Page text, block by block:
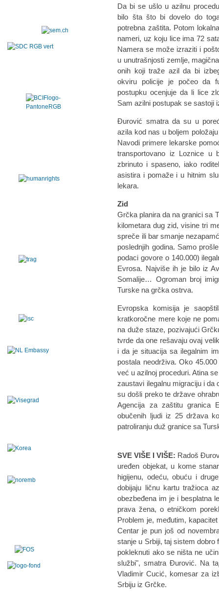
Da bi se ušlo u azilnu
bilo šta što bi dovelo do
potrebna zaštita. Potom
nameri, uz koju lice ima 72
Namera se može izraziti i
u unutrašnjosti zemlje,
onih koji traže azil da bi
okviru policije je počeo da
postupku ocenjuje da li lice
Sam azilni postupak se sastoji
Đurović smatra da su u
azila kod nas u boljem
Navodi primere lekarske
transportovano iz Loznice u
zbrinuto i spaseno, iako
asistira i pomaže i u hitnim
lekara.
Zid
Grčka planira da na granici sa
kilometara dug zid, visine tri
spreče ili bar smanje
poslednjih godina. Samo
podaci govore o 140.000)
Evrosa. Najviše ih je bilo iz
Somalije… Ogroman broj
Turske na grčka ostrva.
Evropska komisija je
kratkoročne mere koje ne
na duže staze, pozivajući
tvrde da one rešavaju ovaj
i da je situacija sa ilegalnim
postala neodrživa. Oko
već u azilnoj proceduri. Atina
zaustavi ilegalnu migraciju i da
su došli preko te države
Agencija za zaštitu granica
obučenih ljudi iz 25 država
patroliranju duž granice sa
SVE VIŠE I VIŠE: Radoš
uređen objekat, u kome
higijenu, odeću, obuću i
dobijaju ličnu kartu tražioca
obezbeđena im je i besplatna
prava žena, o etničkom
Problem je, međutim,
Centar je pun još od
stanje u Srbiji, taj sistem dobro
pokleknuti ako se ništa ne
službi", smatra Đurović. Na
Vladimir Cucić, komesar za
Srbiju iz Grčke.